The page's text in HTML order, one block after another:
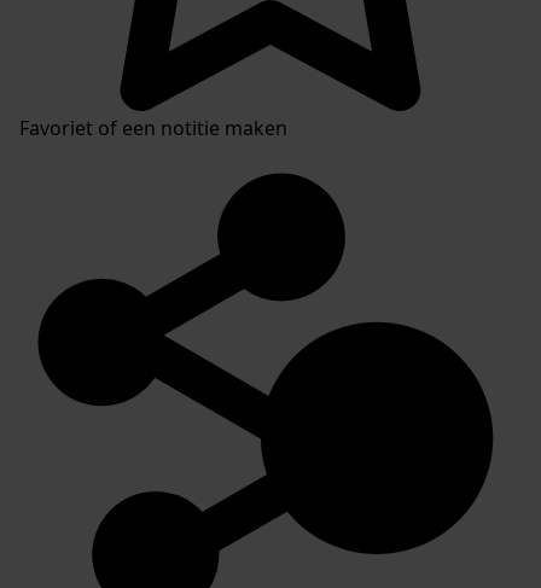
Favoriet of een notitie maken